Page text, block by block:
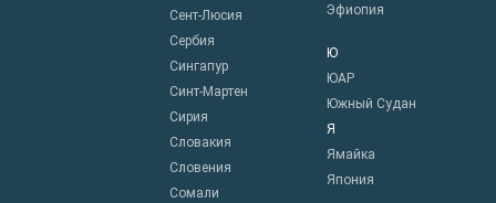
Сент-Люсия
Сербия
Сингапур
Синт-Мартен
Сирия
Словакия
Словения
Сомали
Эфиопия
Ю
ЮАР
Южный Судан
Я
Ямайка
Япония